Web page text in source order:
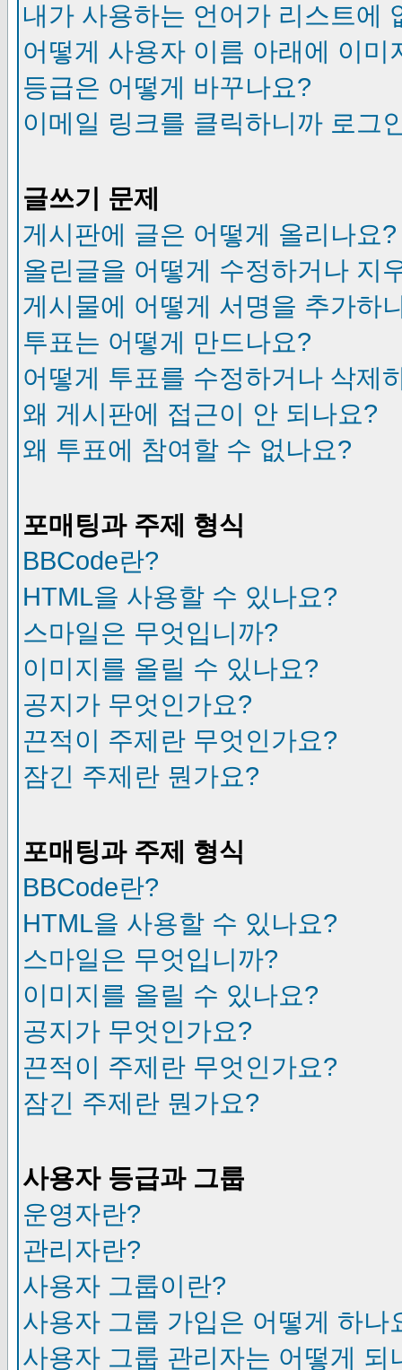
내가 사용하는 언어가 리스트에
어떻게 사용자 이름 아래에 이미
등급은 어떻게 바꾸나요?
이메일 링크를 클릭하니까 로그
글쓰기 문제
게시판에 글은 어떻게 올리나요?
올린글을 어떻게 수정하거나 지
게시물에 어떻게 서명을 추가하
투표는 어떻게 만드나요?
어떻게 투표를 수정하거나 삭제
왜 게시판에 접근이 안 되나요?
왜 투표에 참여할 수 없나요?
포매팅과 주제 형식
BBCode란?
HTML을 사용할 수 있나요?
스마일은 무엇입니까?
이미지를 올릴 수 있나요?
공지가 무엇인가요?
끈적이 주제란 무엇인가요?
잠긴 주제란 뭔가요?
포매팅과 주제 형식
BBCode란?
HTML을 사용할 수 있나요?
스마일은 무엇입니까?
이미지를 올릴 수 있나요?
공지가 무엇인가요?
끈적이 주제란 무엇인가요?
잠긴 주제란 뭔가요?
사용자 등급과 그룹
운영자란?
관리자란?
사용자 그룹이란?
사용자 그룹 가입은 어떻게 하나
사용자 그룹 관리자는 어떻게 되